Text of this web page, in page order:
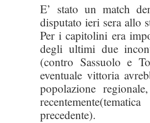
E’ stato un match
disputato ieri sera allo
Per i capitolini era
degli ultimi due
(contro Sassuolo e
eventuale vittoria
popolazione
precedente).